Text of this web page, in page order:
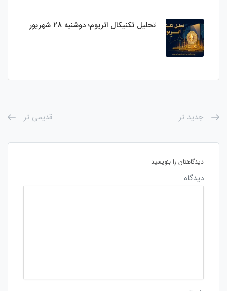
تحلیل تکنیکال اتریوم؛ دوشنبه 28 شهریور
جدید تر قدیمی تر
دیدگاهتان را بنویسید
دیدگاه